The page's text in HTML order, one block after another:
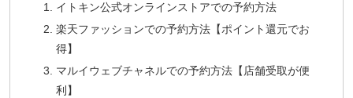
イトキン公式オンラインストアでの予約方法
楽天ファッションでの予約方法【ポイント還元でお
得】
マルイウェブチャネルでの予約方法【店舗受取が便
利】